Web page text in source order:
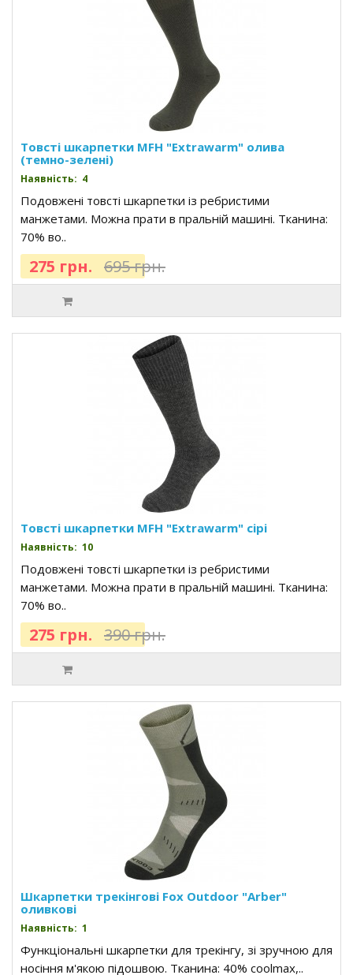
Товсті шкарпетки MFH "Extrawarm" олива
(темно-зелені)
Наявність: 4
Подовжені товсті шкарпетки із ребристими
манжетами. Можна прати в пральній машині. Тканина:
70% во..
275 грн. 695 грн.
Товсті шкарпетки MFH "Extrawarm" сірі
Наявність: 10
Подовжені товсті шкарпетки із ребристими
манжетами. Можна прати в пральній машині. Тканина:
70% во..
275 грн. 390 грн.
Шкарпетки трекінгові Fox Outdoor "Arber"
оливкові
Наявність: 1
Функціональні шкарпетки для трекінгу, зі зручною для
носіння м'якою підошвою. Тканина: 40% coolmax,..